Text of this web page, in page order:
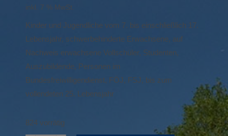
inkl. 7 % MwSt.
Kinder und Jugendliche vom 7. bis einschließlich 17.
Lebensjahr, schwerbehinderte Erwachsene, auf
Nachweis erwachsene Vollschüler, Studenten,
Auszubildende, Personen im
Bundesfreiwilligendienst, FÖJ, FSJ, bis zum
vollendeten 25. Lebensjahr
824 vorrätig